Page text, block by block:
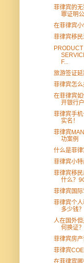
菲律宾的
罪证明
在菲律宾小
菲律宾移民
F...
旅游签证延
菲律宾怎么
在菲律宾
开银行户
菲律宾手
实名！
菲律宾
功案例
什么是菲律
菲律宾小
菲律宾移
什么？
菲律宾国
菲律宾个
多少钱？
人在国外
何换证
菲律宾房
菲律宾
在菲律宾